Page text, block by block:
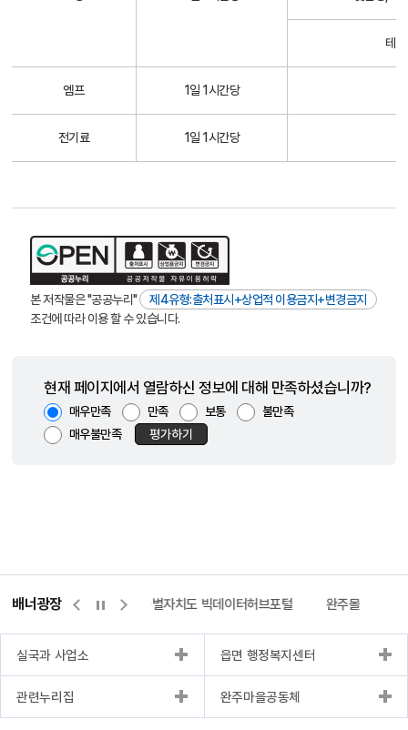
테
엠프 1일 1시간당
전기료 1일 1시간당
본 저작물은 "공공누리"
제4유형:출처표시+상업적 이용금지+변경금지
조건에 따라 이용 할 수 있습니다.
현재 페이지에서 열람하신 정보에 대해 만족하셨습니까?
매우만족 만족 보통
불만족
매우불만족
평가하기
배너광장
터 위택스 전북특별자치도 빅데이터허브포털 완주몰
실국과 사업소 읍면 행정복지센터
관련누리집 완주마을공동체